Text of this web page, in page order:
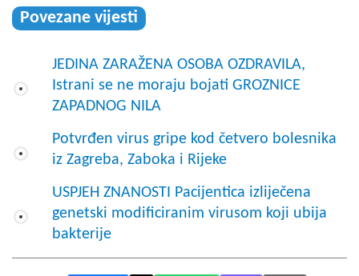
Povezane vijesti
JEDINA ZARAŽENA OSOBA OZDRAVILA,
Istrani se ne moraju bojati GROZNICE
ZAPADNOG NILA
Potvrđen virus gripe kod četvero bolesnika
iz Zagreba, Zaboka i Rijeke
USPJEH ZNANOSTI Pacijentica izliječena
genetski modificiranim virusom koji ubija
bakterije